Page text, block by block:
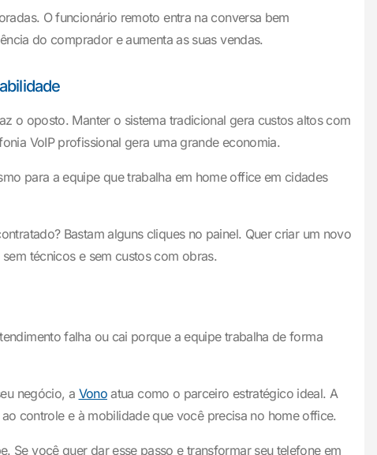
O funcionário remoto entra na conversa bem
do comprador e aumenta as suas vendas.
o oposto. Manter o sistema tradicional gera custos altos com
VoIP profissional gera uma grande economia.
para a equipe que trabalha em home office em cidades
Bastam alguns cliques no painel. Quer criar um novo
técnicos e sem custos com obras.
falha ou cai porque a equipe trabalha de forma
negócio, a Vonoatua como o parceiro estratégico ideal. A
controle e à mobilidade que você precisa no home office.
Se você quer dar esse passo e transformar seu telefone em